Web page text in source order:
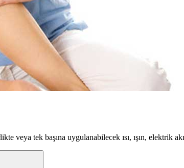
veya tek başına uygulanabilecek ısı, ışın, elektrik